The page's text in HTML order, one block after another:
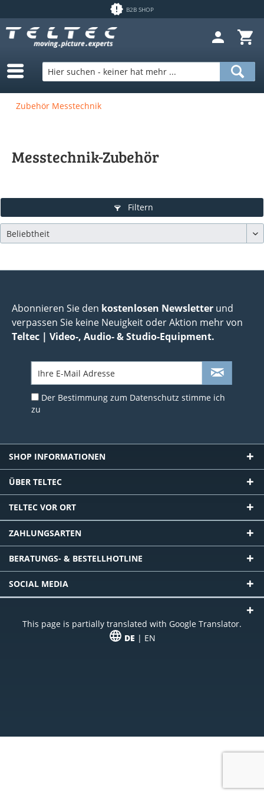
B2B SHOP
Zubehör Messtechnik
Messtechnik-Zubehör
Filtern
Abonnieren Sie den kostenlosen Newsletter und
verpassen Sie keine Neuigkeit oder Aktion mehr von
Teltec | Video-, Audio- & Studio-Equipment.
Der Bestimmung zum Datenschutz stimme ich
zu
SHOP INFORMATIONEN
ÜBER TELTEC
TELTEC VOR ORT
ZAHLUNGSARTEN
BERATUNGS- & BESTELLHOTLINE
SOCIAL MEDIA
This page is partially translated with Google Translator.
DE | EN